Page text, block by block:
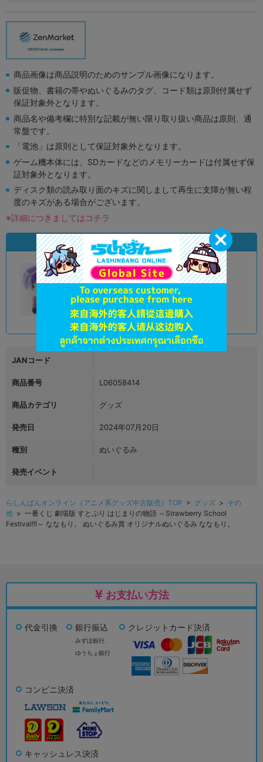
商品画像は商品説明のためのサンプル画像になります。
販促物、書籍の帯やぬいぐるみのタグ、コード類は原則付属せず
保証対象外となります。
商品名や備考欄に特別な記載が無い限り取り扱い商品は原則、通
常盤です。
「電池」は原則として保証対象外となります。
ゲーム機本体には、SDカードなどのメモリーカードは付属せず保
証対象外となります。
ディスク類の読み取り面のキズに関しまして再生に支障が無い程
度のキズがある場合がございます。
※詳細につきましてはコチラ
状態違いの同一商品
状態 :A
新座流通センター
在庫あり 690円 税込
JANコード
商品番号 L06058414
商品カテゴリ グッズ
発売日 2024年07月20日
種別 ぬいぐるみ
発売イベント
らしんばんオンライン（アニメ系グッズ中古販売）TOP > グッズ > その
他 > 一番くじ 劇場版 すとぷり はじまりの物語 ～Strawberry School
Festival!!!～ ななもり。 ぬいぐるみ賞 オリジナルぬいぐるみ ななもり。
お支払い方法
代金引換 銀行振込
みずほ銀行、
ゆうちょ銀行
クレジットカード決済
コンビニ決済
キャッシュレス決済